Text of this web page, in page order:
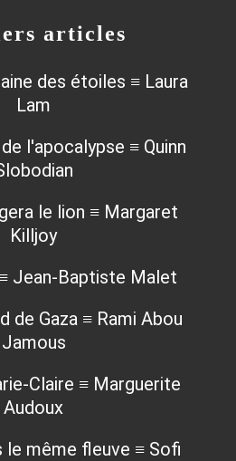
articles
des étoiles ≡ Laura
Lam
l'apocalypse ≡ Quinn
le lion ≡ Margaret
Killjoy
Jean-Baptiste Malet
de Gaza ≡ Rami Abou
Jamous
Claire ≡ Marguerite
Audoux
le même fleuve ≡ Sofi